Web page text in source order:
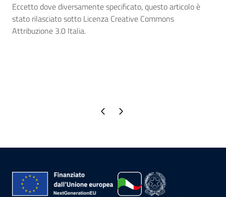
Eccetto dove diversamente specificato, questo articolo è
stato rilasciato sotto Licenza Creative Commons
Attribuzione 3.0 Italia.
Pagina precedente
Pagina successiva